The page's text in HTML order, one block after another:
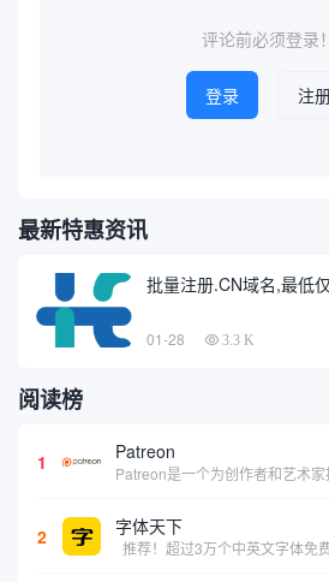
莞太...
评论前必须登录！
登录 注
最新特惠资讯
批量注册.CN域名,最低
01-28 3.3 K
阅读榜
1 Patreon
2 字体天下
推荐！超过3万个中英文字体免费